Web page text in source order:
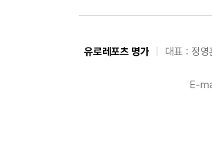
유로레포츠 명가 대표 : 정영
E-